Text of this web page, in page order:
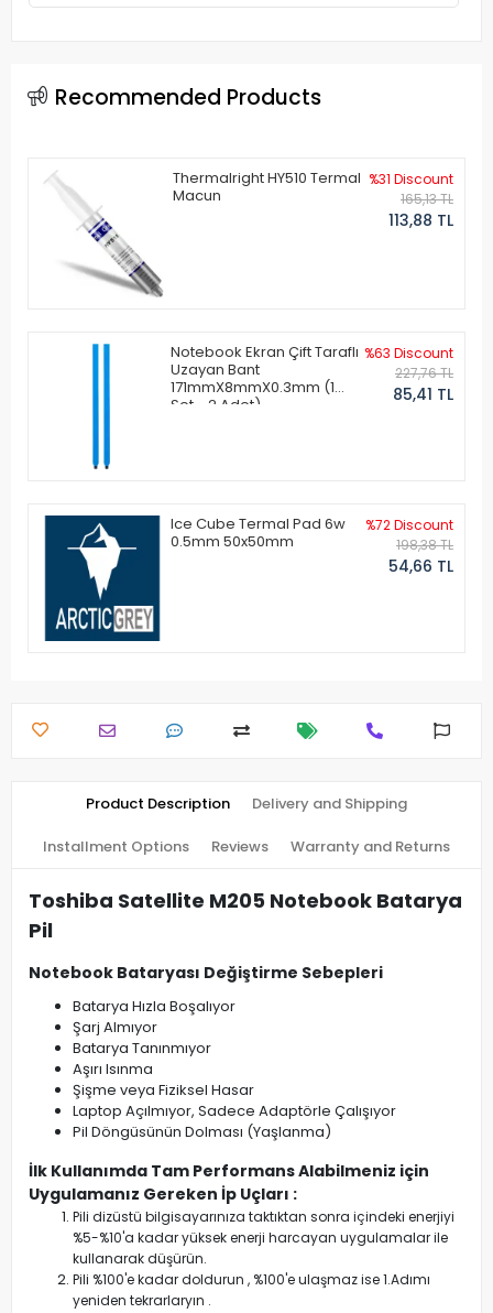
Recommended Products
Thermalright HY510 Termal
Macun
%31 Discount
165,13 TL
113,88 TL
Notebook Ekran Çift Taraflı
Uzayan Bant
171mmX8mmX0.3mm (1
Set - 2 Adet)
%63 Discount
227,76 TL
85,41 TL
Ice Cube Termal Pad 6w
0.5mm 50x50mm
%72 Discount
198,38 TL
54,66 TL
Product Description Delivery and Shipping
Installment Options Reviews Warranty and Returns
Toshiba Satellite M205 Notebook Batarya
Pil
Notebook Bataryası Değiştirme Sebepleri
Batarya Hızla Boşalıyor
Şarj Almıyor
Batarya Tanınmıyor
Aşırı Isınma
Şişme veya Fiziksel Hasar
Laptop Açılmıyor, Sadece Adaptörle Çalışıyor
Pil Döngüsünün Dolması (Yaşlanma)
İlk Kullanımda Tam Performans Alabilmeniz için
Uygulamanız Gereken İp Uçları :
Pili dizüstü bilgisayarınıza taktıktan sonra içindeki enerjiyi
%5-%10'a kadar yüksek enerji harcayan uygulamalar ile
kullanarak düşürün.
Pili %100'e kadar doldurun , %100'e ulaşmaz ise 1.Adımı
yeniden tekrarlaryın .